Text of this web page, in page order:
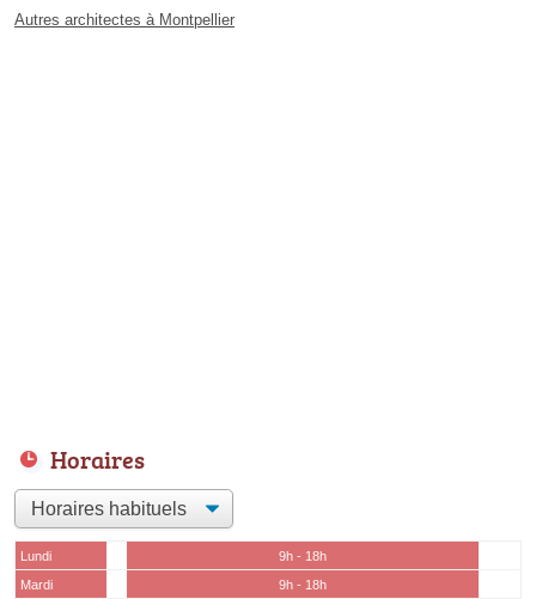
Autres architectes à Montpellier
Horaires
Lundi
9h - 18h
Mardi
9h - 18h